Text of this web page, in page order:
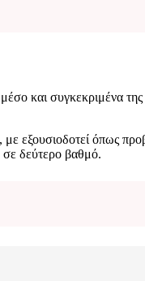
και συγκεκριμένα
με εξουσιοδοτεί όπως
σε δεύτερο βαθμό.